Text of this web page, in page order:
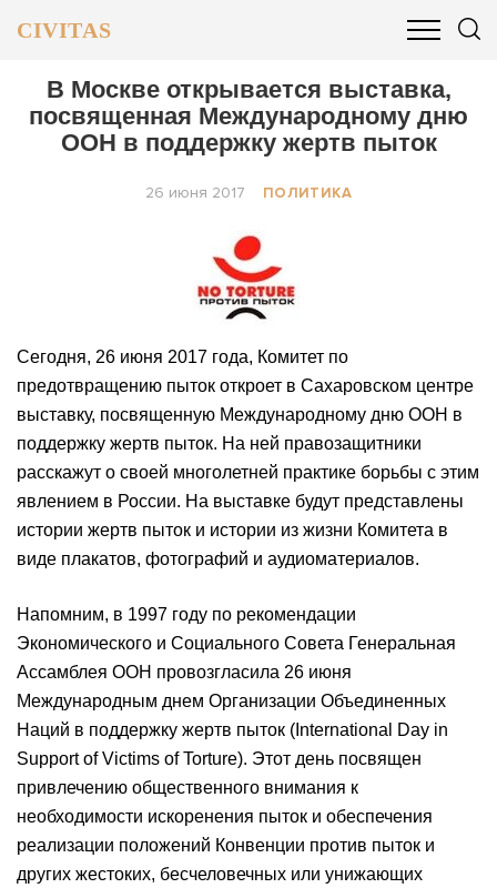
CIVITAS
ОБЩЕСТВО БИЗНЕС И ФИНАНСЫ
В Москве открывается выставка,
посвященная Международному дню
ООН в поддержку жертв пыток
26 июня 2017 ПОЛИТИКА
Сегодня, 26 июня 2017 года, Комитет по
предотвращению пыток откроет в Сахаровском центре
выставку, посвященную Международному дню ООН в
поддержку жертв пыток. На ней правозащитники
расскажут о своей многолетней практике борьбы с этим
явлением в России. На выставке будут представлены
истории жертв пыток и истории из жизни Комитета в
виде плакатов, фотографий и аудиоматериалов.
Напомним, в 1997 году по рекомендации
Экономического и Социального Совета Генеральная
Ассамблея ООН провозгласила 26 июня
Международным днем Организации Объединенных
Наций в поддержку жертв пыток (International Day in
Support of Victims of Torture). Этот день посвящен
привлечению общественного внимания к
необходимости искоренения пыток и обеспечения
реализации положений Конвенции против пыток и
других жестоких, бесчеловечных или унижающих